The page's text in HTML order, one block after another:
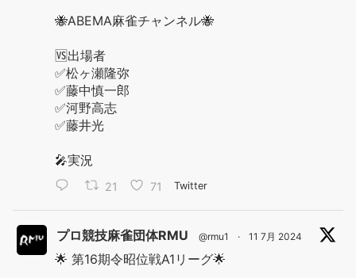
🐝ABEMA麻雀チャンネル🐝
🆚出場者
✅松ヶ瀬隆弥
✅藤中慎一郎
✅河野高志
✅藤井光
🎤実況
21 71 Twitter
プロ競技麻雀団体RMU @rmu1 · 11 7月 2024
🌟 第16期令昭位戦A1リーグ🌟